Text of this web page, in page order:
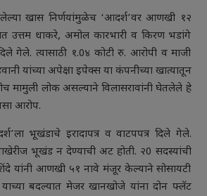
खास निर्णयांमुळेच ‘आदर्श’वर आणखी १२
उत्तम धाकरे, अमोल कारभारी व किरण भडांगे
गेले. त्यासाठी १.0४ कोटी रु. आरोपी व माजी
यांच्या अपेक्षा इपेक्स या कंपनीच्या खात्यातून
मामुली लोक असल्याने विलासरावांनी घेतलेले हे
आरोप.
भूखंडाचे इरादापत्र व वाटपपत्र दिले गेले.
भूखंड न देण्याची अट होती. २0 सदस्यांची
यांनी आणखी ५१ नावे मंजूर केल्याने सोसायटी
याच्या बदल्यात मेजर खानखोजे यांना दोन फ्लॅट